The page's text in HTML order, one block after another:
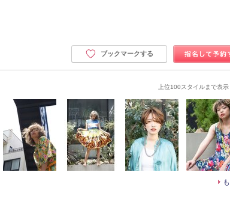
ブックマークする
上位100スタイルまで表